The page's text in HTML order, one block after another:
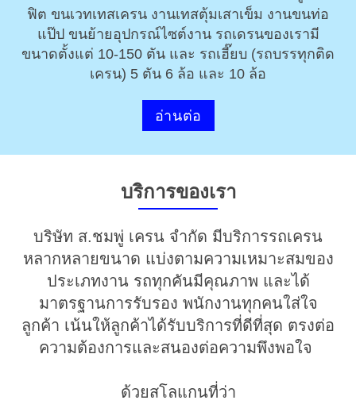
ฟิต ขนเวทเทสเครน งานเทสตุ้มเสาเข็ม งานขนท่อ
แป๊ป ขนย้ายอุปกรณ์ไซต์งาน รถเดรนของเรามี
ขนาดตั้งแต่ 10-150 ตัน และ รถเฮี๊ยบ (รถบรรทุกติด
เครน) 5 ตัน 6 ล้อ และ 10 ล้อ
อ่านต่อ
บริการของเรา
บริษัท ส.ชมพู่ เครน จำกัด มีบริการรถเครน
หลากหลายขนาด แบ่งตามความเหมาะสมของ
ประเภทงาน รถทุกคันมีคุณภาพ และได้
มาตรฐานการรับรอง พนักงานทุกคนใส่ใจ
ลูกค้า เน้นให้ลูกค้าได้รับบริการที่ดีที่สุด ตรงต่อ
ความต้องการและสนองต่อความพึงพอใจ
ด้วยสโลแกนที่ว่า